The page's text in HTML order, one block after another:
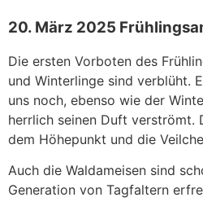
20. März 2025
Die ersten Vorboten des
und Winterlinge sind verblüht.
uns noch, ebenso wie der
herrlich seinen Duft verströmt.
dem Höhepunkt und die
Auch die Waldameisen sind
Generation von Tagfaltern